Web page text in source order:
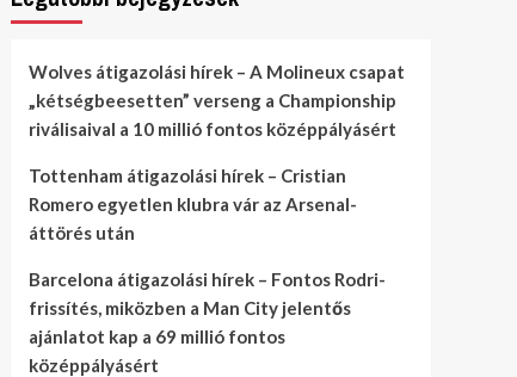
Wolves átigazolási hírek – A Molineux csapat
„kétségbeesetten” verseng a Championship
riválisaival a 10 millió fontos középpályásért
Tottenham átigazolási hírek – Cristian
Romero egyetlen klubra vár az Arsenal-
áttörés után
Barcelona átigazolási hírek – Fontos Rodri-
frissítés, miközben a Man City jelentős
ajánlatot kap a 69 millió fontos
középpályásért